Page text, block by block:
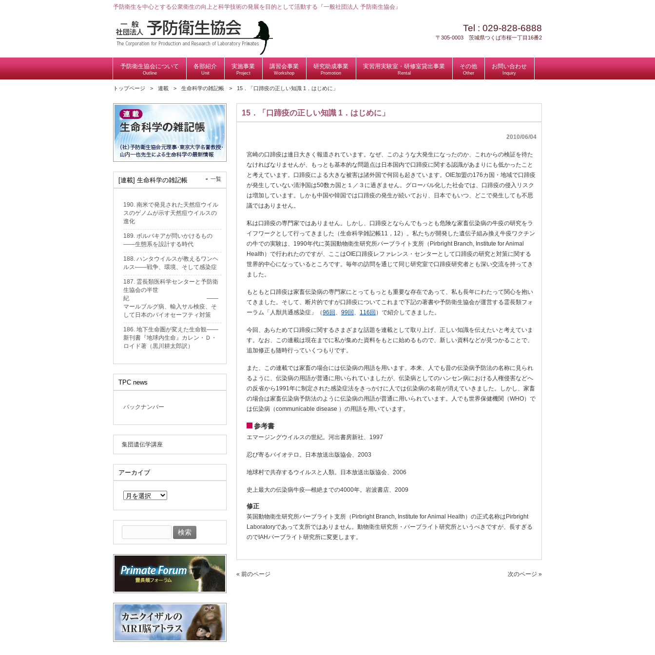
予防衛生を中心とする公衆衛生の向上と科学技術の発展を目的として活動する『一般社団法人 予防衛生協会』
Tel : 029-828-6888
〒305-0003 茨城県つくば市桜一丁目16番2
予防衛生協会について
Outline
各部紹介
Unit
実施事業
Project
講習会事業
Workshop
研究助成事業
Promotion
実習用実験室・研修室貸出事業
Rental
その他
Other
お問い合わせ
Inquiry
トップページ 連載 生命科学の雑記帳 15．「口蹄疫の正しい知識 1．はじめに」
15．「口蹄疫の正しい知識 1．はじめに」
2010/06/04
宮崎の口蹄疫は連日大きく報道されています。なぜ、このような大発生になったのか、これからの検証を待た
なければなりませんが、もっとも基本的な問題点は日本国内で口蹄疫に関する認識があまりにも低かったこと
と考えています。口蹄疫による大きな被害は諸外国で何回も起きています。OIE加盟の176カ国・地域で口蹄疫
が発生していない清浄国は50数カ国と１／３に過ぎません。グローバル化した社会では、口蹄疫の侵入リスク
は増加しています。しかも中国や韓国では口蹄疫の発生が続いており、日本でもいつ、どこで発生しても不思
議ではありません。
私は口蹄疫の専門家ではありません。しかし、口蹄疫とならんでもっとも危険な家畜伝染病の牛疫の研究をラ
イフワークとして行ってきました（生命科学雑記帳11，12）。私たちが開発した遺伝子組み換え牛疫ワクチン
の牛での実験は、1990年代に英国動物衛生研究所パーブライト支所（Pirbright Branch, Institute for Animal
Health）で行われたのですが、ここはOIE口蹄疫レファレンス・センターとして口蹄疫の研究と対策に関する
世界的中心になっているところです。毎年の訪問を通じて同じ研究室で口蹄疫研究者とも深い交流を持ってき
ました。
もともと口蹄疫は家畜伝染病の専門家にとってもっとも重要な存在であって、私も長年にわたって関心を抱い
てきました。そして、断片的ですが口蹄疫についてこれまで下記の著書や予防衛生協会が運営する霊長類フォ
ーラム「人獣共通感染症」（96回 、 99回 、 116回 ）で紹介してきました。
今回、あらためて口蹄疫に関するさまざまな話題を連載として取り上げ、正しい知識を伝えたいと考えていま
す。なお、この連載は現在までに私が集めた資料をもとに始めるもので、新しい資料などが見つかることで、
追加修正も随時行っていくつもりです。
また、この連載では家畜の場合には伝染病の用語を用います。本来、人でも昔の伝染病予防法の名称に見られ
るように、伝染病の用語が普通に用いられていましたが、伝染病としてのハンセン病における人権侵害などへ
の反省から1991年に制定された感染症法をきっかけに人では伝染病の名前が消えていきました。しかし、家畜
の場合は家畜伝染病予防法のように伝染病の用語が普通に用いられています。人でも世界保健機関（WHO）で
は伝染病（communicable disease ）の用語を用いています。
参考書
エマージングウイルスの世紀。河出書房新社、1997
忍び寄るバイオテロ。日本放送出版協会、2003
地球村で共存するウイルスと人類。日本放送出版協会、2006
史上最大の伝染病牛疫—根絶までの4000年。岩波書店、2009
修正
英国動物衛生研究所パーブライト支所（Pirbright Branch, Institute for Animal Health）の正式名称はPirbright
Laboratoryであって支所ではありません。動物衛生研究所・パーブライト研究所というべきですが、長すぎる
のでIAHパーブライト研究所に変更します。
« 前のページ 次のページ »
[連載] 生命科学の雑記帳 一覧
190. 南米で発見された天然痘ウイル
スのゲノムが示す天然痘ウイルスの
進化
189. ボルバキアが問いかけるもの
——生態系を設計する時代
188. ハンタウイルスが教えるワンヘ
ルス——戦争、環境、そして感染症
187. 霊長類医科学センターと予防衛
生協会の半世
紀 ——
マールブルグ病、輸入サル検疫、そ
して日本のバイオセーフティ対策
186. 地下生命圏が変えた生命観——
新刊書『地球内生命』カレン・Ｄ・
ロイド著（黒川耕太郎訳）
TPC news
バックナンバー
集団遺伝学講座
アーカイブ
イ
ブ
索: